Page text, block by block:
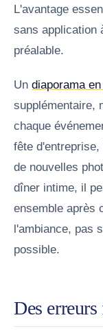
L'avantage
sans application
préalable.
Un diaporama
supplémentaire,
chaque
fête
de nouvelles
dîner intime, il
ensemble après
l'ambiance, pas
possible.
Des